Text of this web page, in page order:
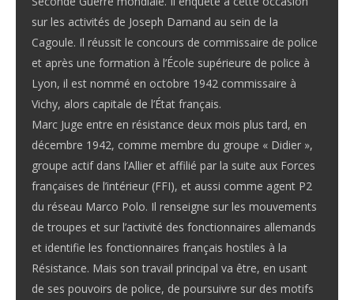
sur les activités de Joseph Darnand au sein de la
Cagoule. Il réussit le concours de commissaire de police
et après une formation à l’École supérieure de police à
Lyon, il est nommé en octobre 1942 commissaire à
Vichy, alors capitale de l’État français.
Marc Juge entre en résistance deux mois plus tard, en
décembre 1942, comme membre du groupe « Didier »,
groupe actif dans l’Allier et affilié par la suite aux Forces
françaises de l’intérieur (FFI), et aussi comme agent P2
du réseau Marco Polo. Il renseigne sur les mouvements
de troupes et sur l’activité des fonctionnaires allemands
et identifie les fonctionnaires français hostiles à la
Résistance. Mais son travail principal va être, en usant
de ses pouvoirs de police, de poursuivre sur des motifs